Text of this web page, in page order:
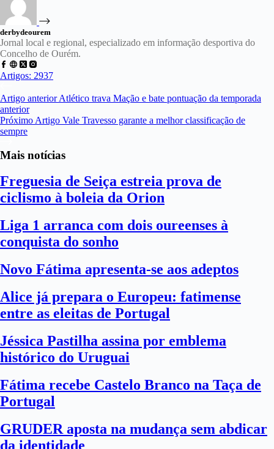
derbydeourem
Jornal local e regional, especializado em informação desportiva do
Concelho de Ourém.
Artigos: 2937
Artigo anteriorAtlético trava Mação e bate pontuação da temporada
anterior
Próximo Artigo Vale Travesso garante a melhor classificação de
sempre
Mais notícias
Freguesia de Seiça estreia prova de
ciclismo à boleia da Orion
Liga 1 arranca com dois oureenses à
conquista do sonho
Novo Fátima apresenta-se aos adeptos
Alice já prepara o Europeu: fatimense
entre as eleitas de Portugal
Jéssica Pastilha assina por emblema
histórico do Uruguai
Fátima recebe Castelo Branco na Taça de
Portugal
GRUDER aposta na mudança sem abdicar
da identidade